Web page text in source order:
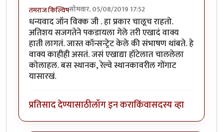
तमराज किल्विषसोमवार, 05/08/2019 17:52
धन्यवाद जॉन विक्क जी . हा प्रकार चालूच राहतो.
अतिशय सजगतेने पकडायला गेले तरी एखादं वाक्य
हाती लागतं. जास्त कॉन्सन्ट्रेट केले की संभाषण थांबते. हे
वाक्य काहीही असतं. जसं एखाद्या हॉटेलात चाललेला
कोलाहल. बस स्थानक, रेल्वे स्थानकावरील गोंगाट
यासारखं.
प्रतिसाद देण्यासाठीलॉग इन कराकिंवासदस्य व्हा